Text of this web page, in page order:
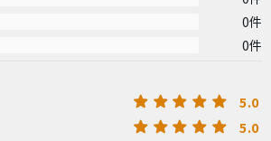
0件
0件
5.0
5.0